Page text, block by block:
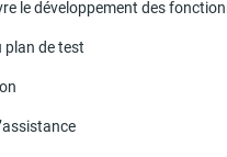
le développement des
plan de test